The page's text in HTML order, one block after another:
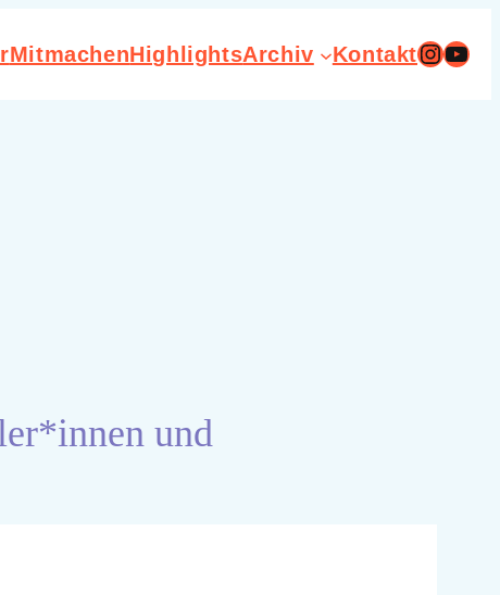
MitmachenHighlightsArchiv Kontakt
und